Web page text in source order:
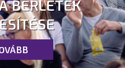
BÉRLETEK